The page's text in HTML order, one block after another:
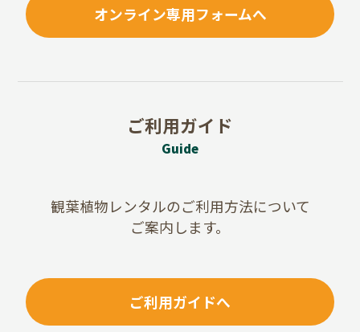
オンライン専用フォームへ
ご利用ガイド
Guide
観葉植物レンタルのご利用方法について
ご案内します。
ご利用ガイドへ